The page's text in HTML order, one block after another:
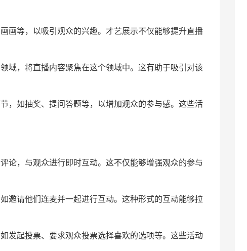
等，以吸引观众的兴趣。才艺展示不仅能够提升直播
，将直播内容聚焦在这个领域中。这有助于吸引对该
如抽奖、提问答题等，以增加观众的参与感。这些活
，与观众进行即时互动。这不仅能够增强观众的参与
请他们连麦并一起进行互动。这种形式的互动能够拉
起投票、要求观众投票选择喜欢的选项等。这些活动